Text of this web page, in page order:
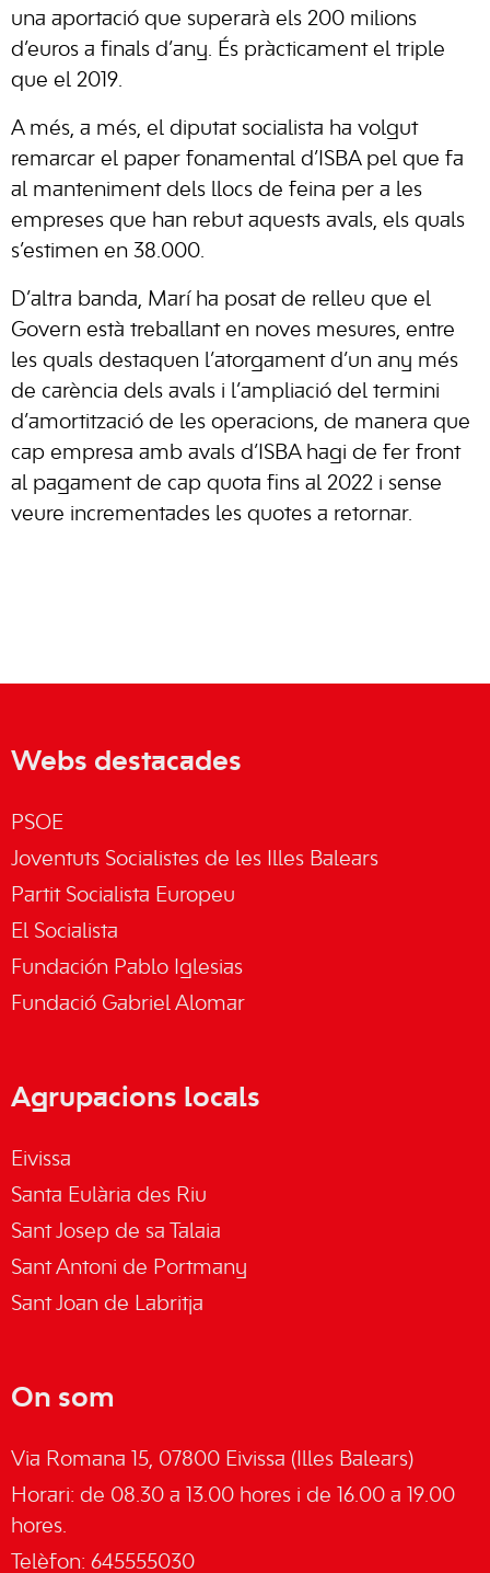
una aportació que superarà els 200 milions
d’euros a finals d’any. És pràcticament el triple
que el 2019.
A més, a més, el diputat socialista ha volgut
remarcar el paper fonamental d’ISBA pel que fa
al manteniment dels llocs de feina per a les
empreses que han rebut aquests avals, els quals
s’estimen en 38.000.
D’altra banda, Marí ha posat de relleu que el
Govern està treballant en noves mesures, entre
les quals destaquen l’atorgament d’un any més
de carència dels avals i l’ampliació del termini
d’amortització de les operacions, de manera que
cap empresa amb avals d’ISBA hagi de fer front
al pagament de cap quota fins al 2022 i sense
veure incrementades les quotes a retornar.
Webs destacades
PSOE
Joventuts Socialistes de les Illes Balears
Partit Socialista Europeu
El Socialista
Fundación Pablo Iglesias
Fundació Gabriel Alomar
Agrupacions locals
Eivissa
Santa Eulària des Riu
Sant Josep de sa Talaia
Sant Antoni de Portmany
Sant Joan de Labritja
On som
Via Romana 15, 07800 Eivissa (Illes Balears)
Horari: de 08.30 a 13.00 hores i de 16.00 a 19.00
hores.
Telèfon: 645555030